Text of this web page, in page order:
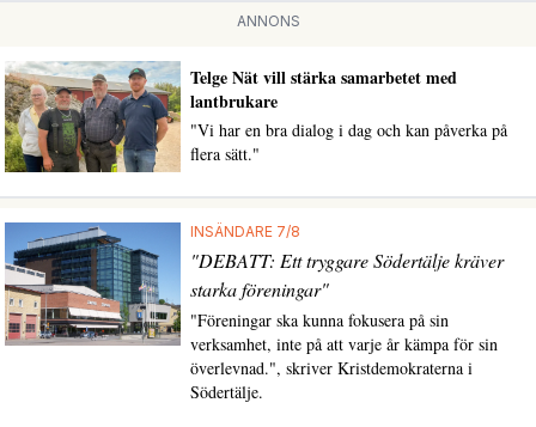
ANNONS
Telge Nät vill stärka samarbetet med
lantbrukare
"Vi har en bra dialog i dag och kan påverka på
flera sätt."
INSÄNDARE 7/8
"DEBATT: Ett tryggare Södertälje kräver
starka föreningar"
"Föreningar ska kunna fokusera på sin
verksamhet, inte på att varje år kämpa för sin
överlevnad.", skriver Kristdemokraterna i
Södertälje.